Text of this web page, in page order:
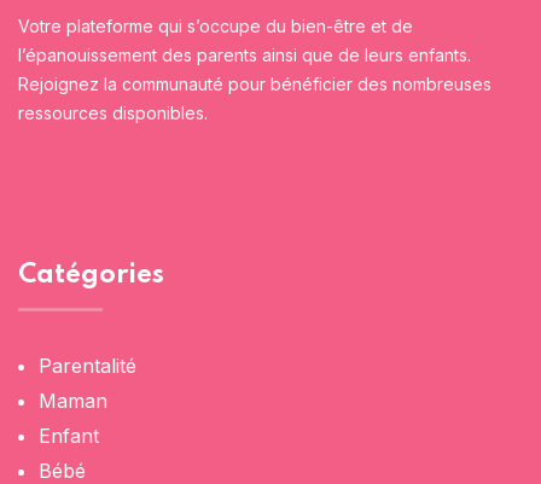
Votre plateforme qui s’occupe du bien-être et de
l’épanouissement des parents ainsi que de leurs enfants.
Rejoignez la communauté pour bénéficier des nombreuses
ressources disponibles.
Catégories
Parentalité
Maman
Enfant
Bébé